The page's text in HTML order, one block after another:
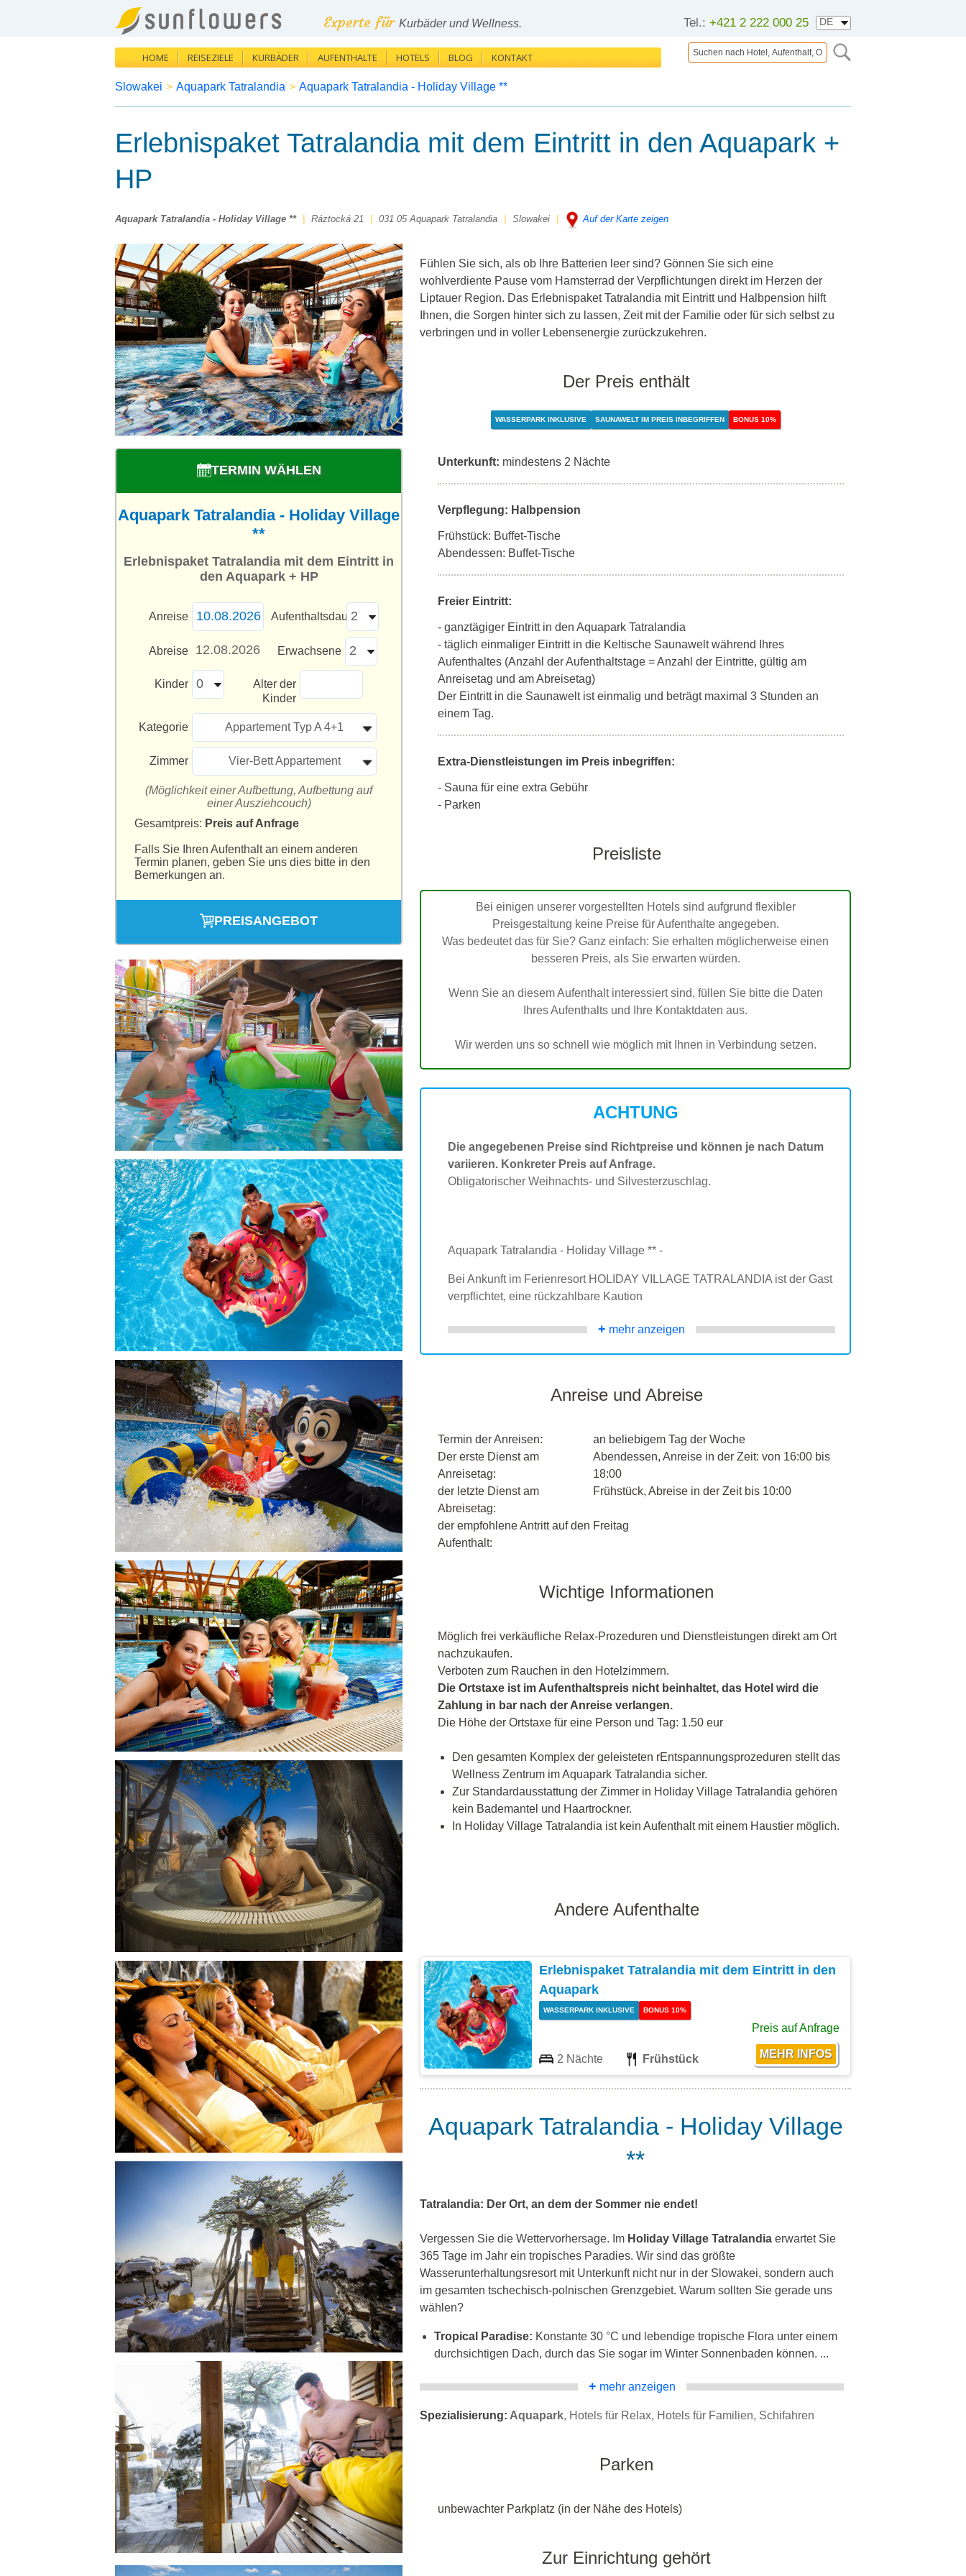
Tel.: +421 2 222 000 25
Experte für Kurbäder und Wellness.
HOME REISEZIELE KURBÄDER AUFENTHALTE HOTELS BLOG KONTAKT
Slowakei > Aquapark Tatralandia > Aquapark Tatralandia - Holiday Village **
Erlebnispaket Tatralandia mit dem Eintritt in den Aquapark +
HP
Aquapark Tatralandia - Holiday Village ** Ráztocká 21 031 05 Aquapark Tatralandia Slowakei Auf der Karte zeigen
TERMIN WÄHLEN
Aquapark Tatralandia - Holiday Village
**
Erlebnispaket Tatralandia mit dem Eintritt in
den Aquapark + HP
Anreise Aufenthaltsdauer
Abreise Erwachsene
Kinder
Alter der
Kinder
Kategorie Appartement Typ A 4+1
Zimmer Vier-Bett Appartement
(Möglichkeit einer Aufbettung, Aufbettung auf
einer Ausziehcouch)
Gesamtpreis: Preis auf Anfrage
Falls Sie Ihren Aufenthalt an einem anderen
Termin planen, geben Sie uns dies bitte in den
Bemerkungen an.
PREISANGEBOT
Fühlen Sie sich, als ob Ihre Batterien leer sind? Gönnen Sie sich eine
wohlverdiente Pause vom Hamsterrad der Verpflichtungen direkt im Herzen der
Liptauer Region. Das Erlebnispaket Tatralandia mit Eintritt und Halbpension hilft
Ihnen, die Sorgen hinter sich zu lassen, Zeit mit der Familie oder für sich selbst zu
verbringen und in voller Lebensenergie zurückzukehren.
Der Preis enthält
WASSERPARK INKLUSIVE SAUNAWELT IM PREIS INBEGRIFFEN BONUS 10%
Unterkunft: mindestens 2 Nächte
Verpflegung: Halbpension
Frühstück: Buffet-Tische
Abendessen: Buffet-Tische
Freier Eintritt:
- ganztägiger Eintritt in den Aquapark Tatralandia
- täglich einmaliger Eintritt in die Keltische Saunawelt während Ihres
Aufenthaltes (Anzahl der Aufenthaltstage = Anzahl der Eintritte, gültig am
Anreisetag und am Abreisetag)
Der Eintritt in die Saunawelt ist einmalig und beträgt maximal 3 Stunden an
einem Tag.
Extra-Dienstleistungen im Preis inbegriffen:
- Sauna für eine extra Gebühr
- Parken
Preisliste
Bei einigen unserer vorgestellten Hotels sind aufgrund flexibler
Preisgestaltung keine Preise für Aufenthalte angegeben.
Was bedeutet das für Sie? Ganz einfach: Sie erhalten möglicherweise einen
besseren Preis, als Sie erwarten würden.
Wenn Sie an diesem Aufenthalt interessiert sind, füllen Sie bitte die Daten
Ihres Aufenthalts und Ihre Kontaktdaten aus.
Wir werden uns so schnell wie möglich mit Ihnen in Verbindung setzen.
ACHTUNG
Die angegebenen Preise sind Richtpreise und können je nach Datum
variieren. Konkreter Preis auf Anfrage.
Obligatorischer Weihnachts- und Silvesterzuschlag.
Aquapark Tatralandia - Holiday Village ** -
Bei Ankunft im Ferienresort HOLIDAY VILLAGE TATRALANDIA ist der Gast
verpflichtet, eine rückzahlbare Kaution
+ mehr anzeigen
Anreise und Abreise
Termin der Anreisen:
an beliebigem Tag der Woche
Der erste Dienst am
Anreisetag:
Abendessen, Anreise in der Zeit: von 16:00 bis
18:00
der letzte Dienst am
Abreisetag:
Frühstück, Abreise in der Zeit bis 10:00
der empfohlene Antritt auf den
Aufenthalt:
Freitag
Wichtige Informationen
Möglich frei verkäufliche Relax-Prozeduren und Dienstleistungen direkt am Ort
nachzukaufen.
Verboten zum Rauchen in den Hotelzimmern.
Die Ortstaxe ist im Aufenthaltspreis nicht beinhaltet, das Hotel wird die
Zahlung in bar nach der Anreise verlangen.
Die Höhe der Ortstaxe für eine Person und Tag: 1.50 eur
Den gesamten Komplex der geleisteten rEntspannungsprozeduren stellt das
Wellness Zentrum im Aquapark Tatralandia sicher.
Zur Standardausstattung der Zimmer in Holiday Village Tatralandia gehören
kein Bademantel und Haartrockner.
In Holiday Village Tatralandia ist kein Aufenthalt mit einem Haustier möglich.
Andere Aufenthalte
Erlebnispaket Tatralandia mit dem Eintritt in den
Aquapark
WASSERPARK INKLUSIVE BONUS 10%
2 Nächte Frühstück
Preis auf Anfrage
Aquapark Tatralandia - Holiday Village
**
Tatralandia: Der Ort, an dem der Sommer nie endet!
Vergessen Sie die Wettervorhersage. Im Holiday Village Tatralandia erwartet Sie
365 Tage im Jahr ein tropisches Paradies. Wir sind das größte
Wasserunterhaltungsresort mit Unterkunft nicht nur in der Slowakei, sondern auch
im gesamten tschechisch-polnischen Grenzgebiet. Warum sollten Sie gerade uns
wählen?
Tropical Paradise: Konstante 30 °C und lebendige tropische Flora unter einem
durchsichtigen Dach, durch das Sie sogar im Winter Sonnenbaden können. ...
+ mehr anzeigen
Spezialisierung: Aquapark, Hotels für Relax, Hotels für Familien, Schifahren
Parken
unbewachter Parkplatz (in der Nähe des Hotels)
Zur Einrichtung gehört